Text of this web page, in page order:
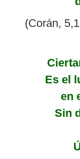
(Corán,
Es el
en
Sin